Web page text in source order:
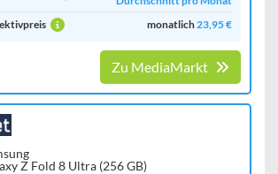
monatlich23,95 €
Zu MediaMarkt
Z Fold 8 Ultra (256 GB)